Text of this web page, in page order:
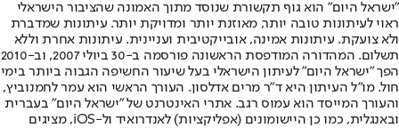
"ישראל היום" הוא גוף תקשורת שנוסד מתוך האמונה שהציבור הישראלי
ראוי לעיתונות טובה יותר, מאוזנת יותר ומדויקת יותר. עיתונות שמדברת
ולא צועקת. עיתונות אמינה, אובייקטיבית ועניינית. עיתונות אחרת וללא
תשלום. המהדורה המודפסת הראשונה פורסמה ב-30 ביולי 2007, וב-2010
הפך "ישראל היום" לעיתון הישראלי בעל שיעור החשיפה הגבוה ביותר בימי
חול. מו"ל העיתון היא ד"ר מרים אדלסון. העורך הראשי הוא עמר לחמנוביץ,
והעורך המייסד הוא עמוס רגב. אתרי האינטרנט של "ישראל היום" בעברית
ובאנגלית, כמו כן היישומונים (אפליקציות) לאנדרואיד ול-iOS, מציגים